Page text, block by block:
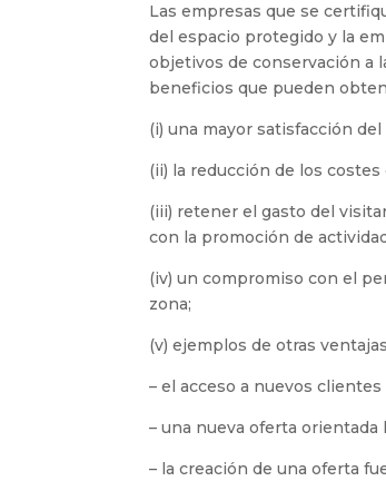
Las empresas que se
del espacio protegido y la
objetivos de conservación a
beneficios que pueden
(i) una mayor satisfacción
(ii) la reducción de los
(iii) retener el gasto del
con la promoción de
(iv) un compromiso con el
zona;
(v) ejemplos de otras
– el acceso a nuevos
– una nueva oferta
– la creación de una oferta